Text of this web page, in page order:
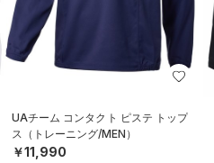
UAチーム コンタクト ピステ トップ
ス（トレーニング/MEN）
￥11,990